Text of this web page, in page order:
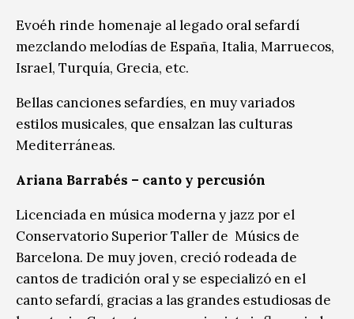
Evoéh rinde homenaje al legado oral sefardí
mezclando melodías de España, Italia, Marruecos,
Israel, Turquía, Grecia, etc.
Bellas canciones sefardíes, en muy variados
estilos musicales, que ensalzan las culturas
Mediterráneas.
Ariana Barrabés – canto y percusión
Licenciada en música moderna y jazz por el
Conservatorio Superior Taller de Músics de
Barcelona. De muy joven, creció rodeada de
cantos de tradición oral y se especializó en el
canto sefardí, gracias a las grandes estudiosas de